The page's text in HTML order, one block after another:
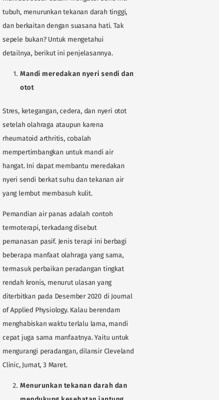
tubuh, menurunkan tekanan darah tinggi,
dan berkaitan dengan suasana hati. Tak
sepele bukan? Untuk mengetahui
detailnya, berikut ini penjelasannya.
Mandi meredakan nyeri sendi dan
otot
Stres, ketegangan, cedera, dan nyeri otot
setelah olahraga ataupun karena
rheumatoid arthritis, cobalah
mempertimbangkan untuk mandi air
hangat. Ini dapat membantu meredakan
nyeri sendi berkat suhu dan tekanan air
yang lembut membasuh kulit.
Pemandian air panas adalah contoh
termoterapi, terkadang disebut
pemanasan pasif. Jenis terapi ini berbagi
beberapa manfaat olahraga yang sama,
termasuk perbaikan peradangan tingkat
rendah kronis, menurut ulasan yang
diterbitkan pada Desember 2020 di Journal
of Applied Physiology. Kalau berendam
menghabiskan waktu terlalu lama, mandi
cepat juga sama manfaatnya. Yaitu untuk
mengurangi peradangan, dilansir Cleveland
Clinic, Jumat, 3 Maret.
Menurunkan tekanan darah dan